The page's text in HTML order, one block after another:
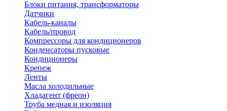
Блоки питания, трансформаторы
Датчики
Кабель-каналы
Кабель/провод
Компрессоры для кондиционеров
Конденсаторы пусковые
Кондиционеры
Крепеж
Ленты
Масла холодильные
Хладагент (фреон)
Труба медная и изоляция